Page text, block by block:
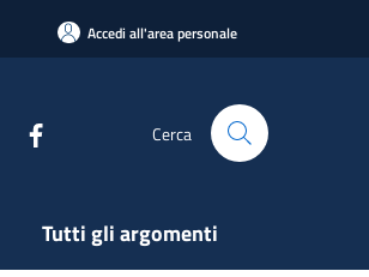
Accedi all'area personale
Cerca
Tutti gli argomenti